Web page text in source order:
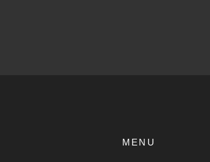
MENU